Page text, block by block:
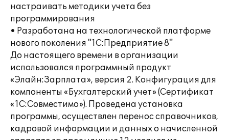
настраивать методики учета без
программирования
• Разработана на технологической платформе
нового поколения "1С:Предприятие 8"
До настоящего времени в организации
использовался программный продукт
«Элайн:Зарплата», версия 2. Конфигурация для
компоненты «Бухгалтерский учет» (Сертификат
«1С:Совместимо»). Проведена установка
программы, осуществлен перенос справочников,
кадровой информации и данных о начисленной